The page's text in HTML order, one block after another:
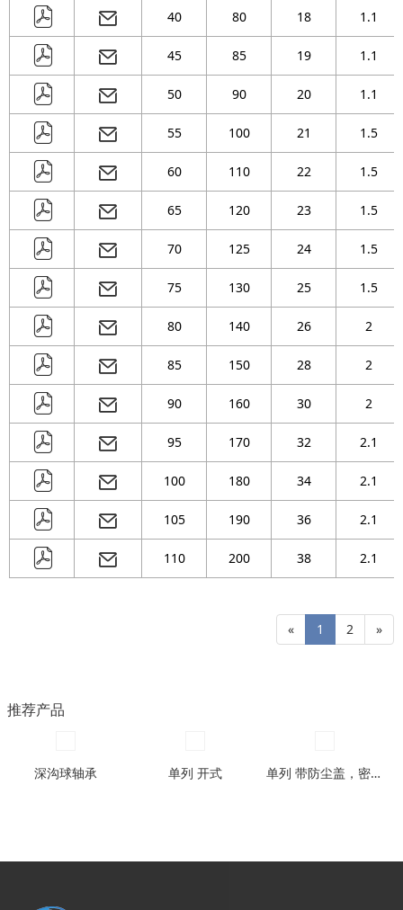
( 30 )
mm
( 32 )mm
( 34 )
mm
( 36 )
mm
( 38 )mm
( 40 )
mm
mm
( 45 )
mm
40 80 18 1.1
45 85 19 1.1
50 90 20 1.1
55 100 21 1.5
60 110 22 1.5
65 120 23 1.5
70 125 24 1.5
75 130 25 1.5
80 140 26 2
85 150 28 2
90 160 30 2
95 170 32 2.1
100 180 34 2.1
105 190 36 2.1
110 200 38 2.1
« 1 2 »
推荐产品
深沟球轴承 单列 开式 单列 带防尘盖，密封圈型